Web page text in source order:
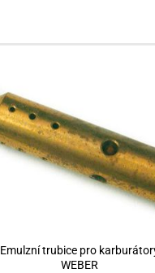
Emulzní trubice pro
WEBER